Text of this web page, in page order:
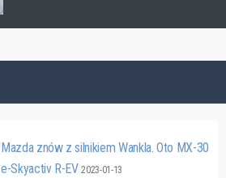
Mazda znów z silnikiem Wankla. Oto MX-30
e-Skyactiv R-EV2023-01-13